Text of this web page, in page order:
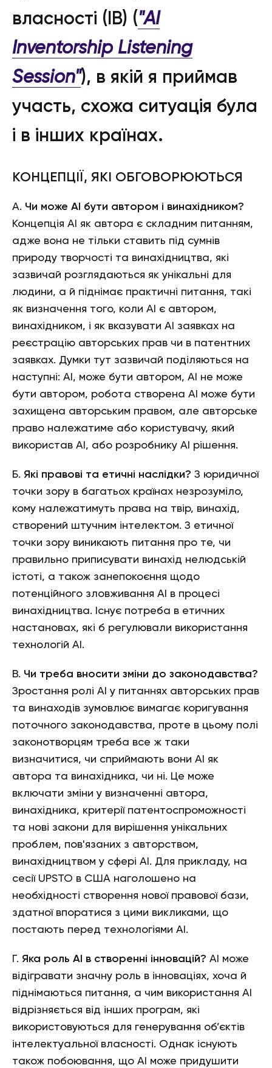
власності (ІВ) ("AI
Inventorship Listening
Session"), в якій я приймав
участь, схожа ситуація була
і в інших країнах.
КОНЦЕПЦІЇ, ЯКІ ОБГОВОРЮЮТЬСЯ
А. Чи може АІ бути автором і винахідником?
Концепція АІ як автора є складним питанням,
адже вона не тільки ставить під сумнів
природу творчості та винахідництва, які
зазвичай розглядаються як унікальні для
людини, а й піднімає практичні питання, такі
як визначення того, коли АІ є автором,
винахідником, і як вказувати АІ заявках на
реєстрацію авторських прав чи в патентних
заявках. Думки тут зазвичай поділяються на
наступні: АІ, може бути автором, АІ не може
бути автором, робота створена АІ може бути
захищена авторським правом, але авторське
право належатиме або користувачу, який
використав АІ, або розробнику АІ рішення.
Б. Які правові та етичні наслідки? З юридичної
точки зору в багатьох країнах незрозуміло,
кому належатимуть права на твір, винахід,
створений штучним інтелектом. З етичної
точки зору виникають питання про те, чи
правильно приписувати винахід нелюдській
істоті, а також занепокоєння щодо
потенційного зловживання АІ в процесі
винахідництва. Існує потреба в етичних
настановах, які б регулювали використання
технологій АІ.
В. Чи треба вносити зміни до законодавства?
Зростання ролі АІ у питаннях авторських прав
та винаходів зумовлює вимагає коригування
поточного законодавства, проте в цьому полі
законотворцям треба все ж таки
визначитися, чи сприймають вони АІ як
автора та винахідника, чи ні. Це може
включати зміни у визначенні автора,
винахідника, критерії патентоспроможності
та нові закони для вирішення унікальних
проблем, пов'язаних з авторством,
винахідництвом у сфері АІ. Для прикладу, на
сесії UPSTO в США наголошено на
необхідності створення нової правової бази,
здатної впоратися з цими викликами, що
постають перед технологіями АІ.
Г. Яка роль АІ в створенні інновацій? АІ може
відігравати значну роль в інноваціях, хоча й
піднімаються питання, а чим використання АІ
відрізняється від інших програм, які
використовуються для генерування об’єктів
інтелектуальної власності. Однак існують
також побоювання, що АІ може придушити